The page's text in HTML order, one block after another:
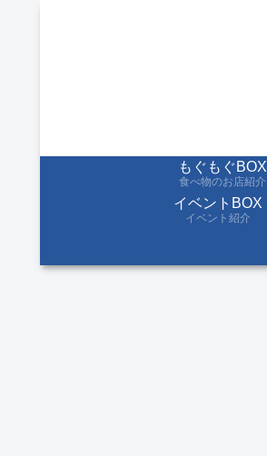
もぐもぐBOX
食べ物のお店紹介
イベントBOX
イベント紹介